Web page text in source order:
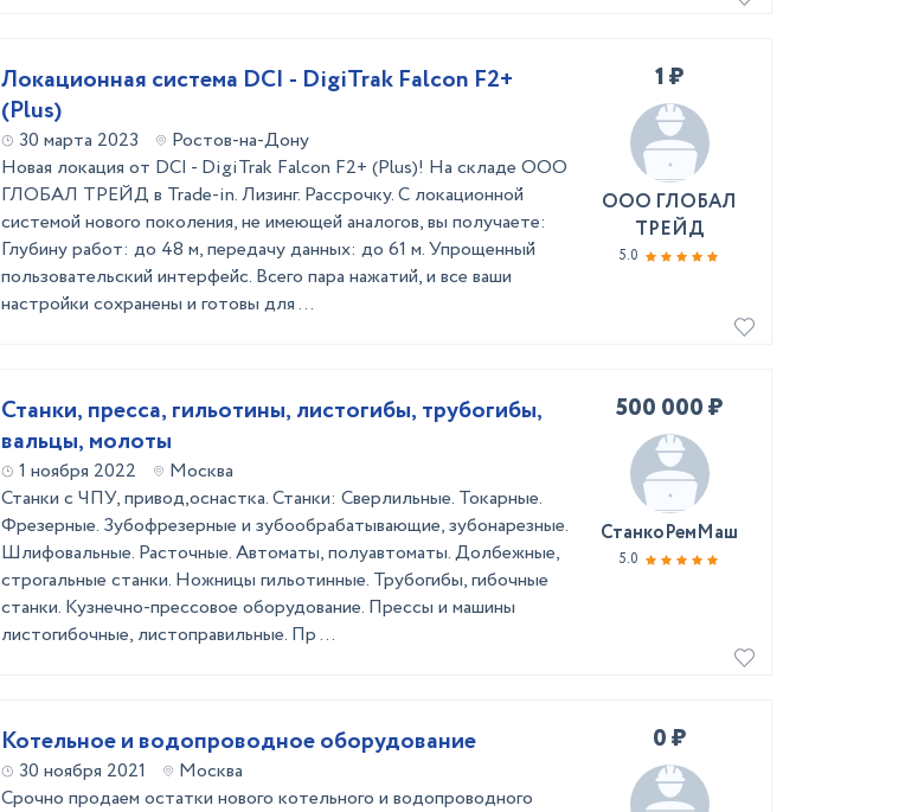
Локационная система DCI - DigiTrak Falcon F2+
(Plus)
30 марта 2023
Ростов-на-Дону
Новая локация от DCI - DigiTrak Falcon F2+ (Plus)! На складе ООО
ГЛОБАЛ ТРЕЙД в Trade-in. Лизинг. Рассрочку. С локационной
системой нового поколения, не имеющей аналогов, вы получаете:
Глубину работ: до 48 м, передачу данных: до 61 м. Упрощенный
пользовательский интерфейс. Всего пара нажатий, и все ваши
настройки сохранены и готовы для ...
1 ₽
ООО ГЛОБАЛ
ТРЕЙД
5.0
Станки, пресса, гильотины, листогибы, трубогибы,
вальцы, молоты
1 ноября 2022
Москва
Станки с ЧПУ, привод,оснастка. Станки: Сверлильные. Токарные.
Фрезерные. Зубофрезерные и зубообрабатывающие, зубонарезные.
Шлифовальные. Расточные. Автоматы, полуавтоматы. Долбежные,
строгальные станки. Ножницы гильотинные. Трубогибы, гибочные
станки. Кузнечно-прессовое оборудование. Прессы и машины
листогибочные, листоправильные. Пр ...
500 000 ₽
СтанкоРемМаш
5.0
Котельное и водопроводное оборудование
30 ноября 2021
Москва
Срочно продаем остатки нового котельного и водопроводного
0 ₽